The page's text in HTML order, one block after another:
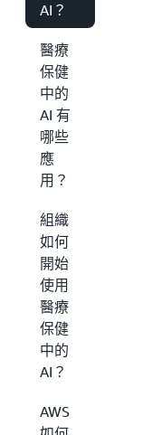
AI？
醫療
保健
中的
AI 有
哪些
應
用？
組織
如何
開始
使用
醫療
保健
中的
AI？
AWS